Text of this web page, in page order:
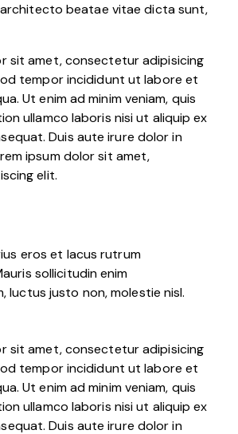
beatae vitae dicta sunt,
sit amet, consectetur adipisicing
tempor incididunt ut labore et
Ut enim ad minim veniam, quis
ullamco laboris nisi ut aliquip ex
Duis aute irure dolor in
ipsum dolor sit amet,
elit.
eros et lacus rutrum
sollicitudin enim
luctus justo non, molestie nisl.
sit amet, consectetur adipisicing
tempor incididunt ut labore et
Ut enim ad minim veniam, quis
ullamco laboris nisi ut aliquip ex
Duis aute irure dolor in